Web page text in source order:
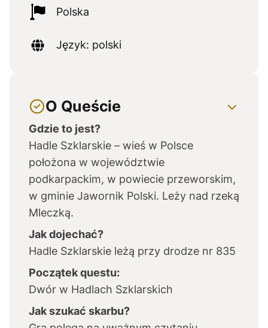
Polska
Język: polski
O Queście
Gdzie to jest?
Hadle Szklarskie – wieś w Polsce
położona w województwie
podkarpackim, w powiecie przeworskim,
w gminie Jawornik Polski. Leży nad rzeką
Mleczką.
Jak dojechać?
Hadle Szklarskie leżą przy drodze nr 835
Początek questu:
Dwór w Hadlach Szklarskich
Jak szukać skarbu?